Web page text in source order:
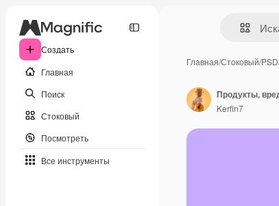
Создать
Главная
Поиск
Стоковый
Посмотреть
Все инструменты
Главная/Стоковый/PSD
Продукты,
Kerfin7